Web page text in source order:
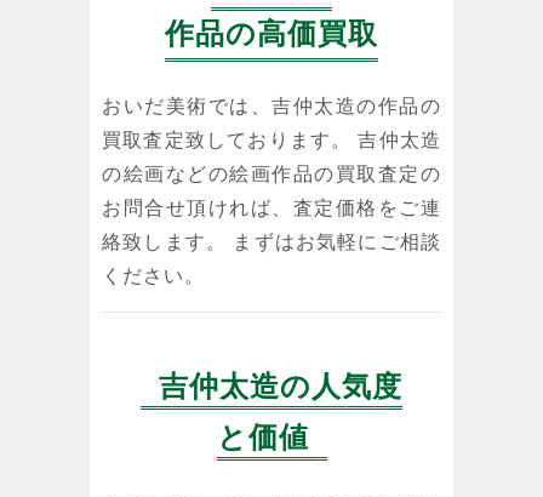
作品の高価買取
おいだ美術では、吉仲太造の作品の
買取査定致しております。 吉仲太造
の絵画などの絵画作品の買取査定の
お問合せ頂ければ、査定価格をご連
絡致します。 まずはお気軽にご相談
ください。
吉仲太造の人気度
と価値